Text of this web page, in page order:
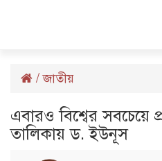
/জাতীয়
এবারও বিশ্বের সবচেয়ে
তালিকায় ড. ইউনূস